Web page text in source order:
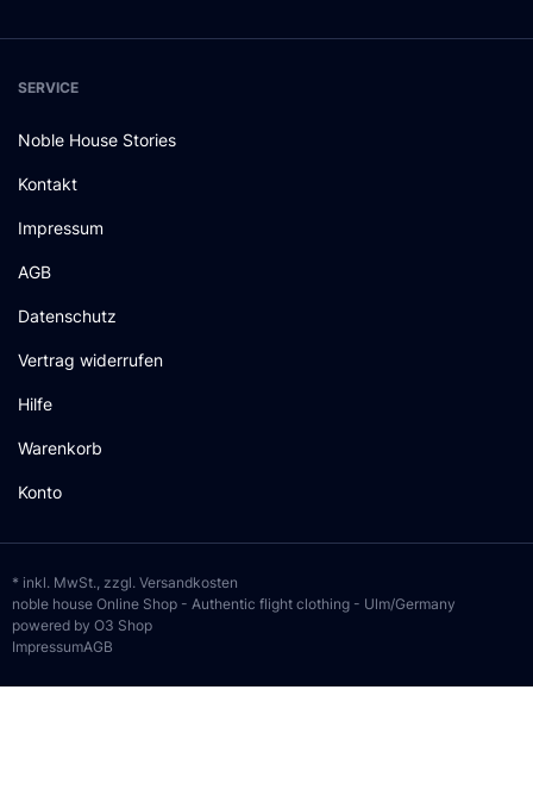
SERVICE
Noble House Stories
Kontakt
Impressum
AGB
Datenschutz
Vertrag widerrufen
Hilfe
Warenkorb
Konto
* inkl. MwSt., zzgl. Versandkosten
noble house Online Shop - Authentic flight clothing - Ulm/Germany
powered by O3 Shop
ImpressumAGB